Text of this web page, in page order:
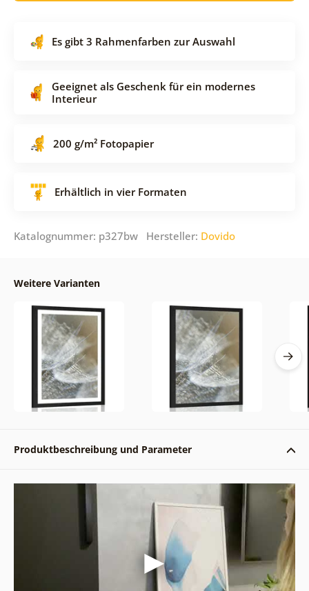
Es gibt 3 Rahmenfarben zur Auswahl
Geeignet als Geschenk für ein modernes
Interieur
200 g/m² Fotopapier
Erhältlich in vier Formaten
Katalognummer: p327bw Hersteller: Dovido
Weitere Varianten
Produktbeschreibung und Parameter